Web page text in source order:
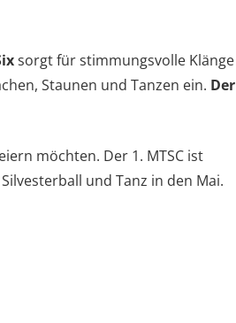
sorgt für stimmungsvolle Klänge
Staunen und Tanzen ein. Der
möchten. Der 1. MTSC ist
und Tanz in den Mai.